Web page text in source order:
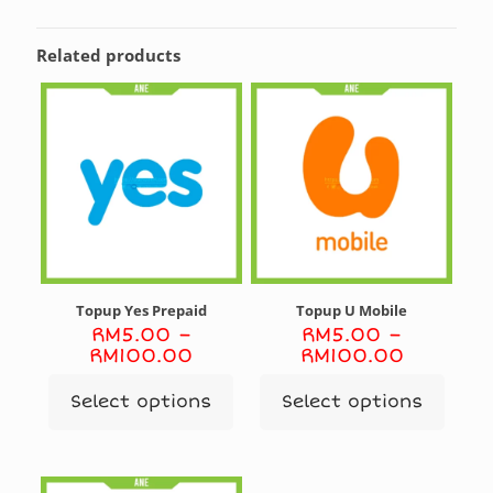
Related products
Topup Yes Prepaid
RM5.00 –
RM100.00
RM5.00
Select options
This
multiple
Topup U Mobile
RM5.00 –
RM100.00Price
RM5.00
Select options
This